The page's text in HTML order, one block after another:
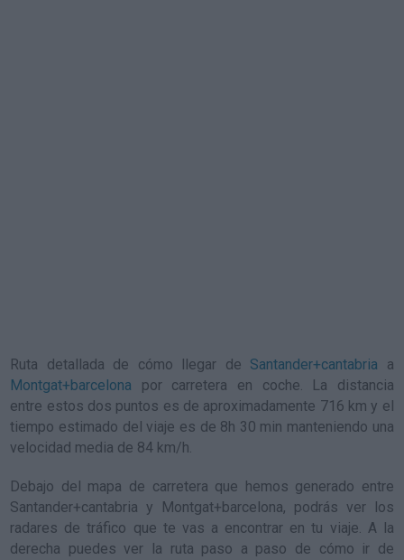
Ruta detallada de cómo llegar de Santander+cantabria a
Montgat+barcelona por carretera en coche. La distancia
entre estos dos puntos es de aproximadamente 716 km y el
tiempo estimado del viaje es de 8h 30 min manteniendo una
velocidad media de 84 km/h.
Debajo del mapa de carretera que hemos generado entre
Santander+cantabria y Montgat+barcelona, podrás ver los
radares de tráfico que te vas a encontrar en tu viaje. A la
derecha puedes ver la ruta paso a paso de cómo ir de